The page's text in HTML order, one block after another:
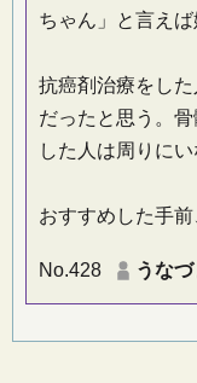
ちゃん」と言えば
抗癌剤治療をし
だったと思う。
した人は周りに
おすすめした手
No.428 うなづ